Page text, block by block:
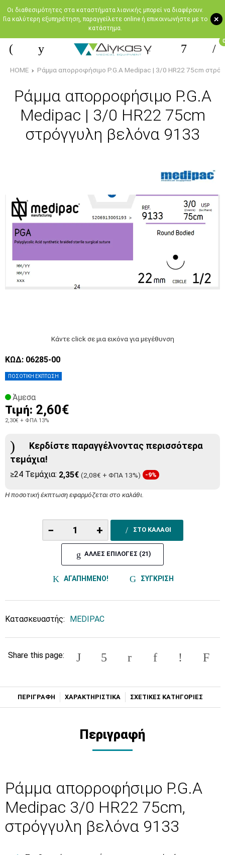
+
Oι διαθεσιμότητες στα καταστήματα λιανικής μπορεί να διαφέρουν.
Για καλύτερη εξυπηρέτηση, παραγγείλετε online ή επικοινωνήστε με το
κατάστημα.
0
HOME Ράμμα απορροφήσιμο P.G.A Medipac | 3/0 HR22 75cm
Ράμμα απορροφήσιμο P.G.A
Medipac | 3/0 HR22 75cm
στρόγγυλη βελόνα 9133
Κάντε click σε μια εικόνα για μεγέθυνση
ΠΟΣΟΤΙΚΗ ΕΚΠΤΩΣΗ
ΚΩΔ: 06285-00
Άμεσα
Τιμή: 2,60€
2,30€ + ΦΠΑ 13%
Κερδίστε παραγγέλνοντας περισσότερα
τεμάχια!
≥24 Τεμάχια: 2,35€ (2,08€ + ΦΠΑ 13%) -9%
Η ποσοτική έκπτωση εφαρμόζεται στο καλάθι.
− + ΣΤΟ ΚΑΛΑΘΙ
ΑΛΛΕΣ ΕΠΙΛΟΓΕΣ (21)
ΑΓΑΠΗΜΕΝΟ! ΣΥΓΚΡΙΣΗ
Κατασκευαστής: MEDIPAC
Share this page:
ΠΕΡΙΓΡΑΦΗ ΧΑΡΑΚΤΗΡΙΣΤΙΚΑ ΣΧΕΤΙΚΕΣ ΚΑΤΗΓΟΡΙΕΣ
Περιγραφή
Ράμμα απορροφήσιμο P.G.A
Medipac 3/0 HR22 75cm,
στρόγγυλη βελόνα 9133